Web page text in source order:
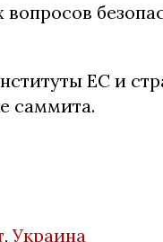
ЕС и
саммита.
,Украина